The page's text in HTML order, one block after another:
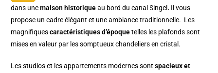
dans unemaison historiqueau bord du canal Singel . Il vous
propose un cadre élégant et une ambiance traditionnelle. Les
magnifiquescaractéristiques d’époquetelles les plafonds sont
mises en valeur par les somptueux chandeliers en cristal.
Les studios et les appartements modernes sontspacieux et